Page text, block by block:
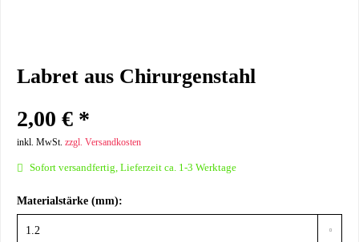
Labret aus Chirurgenstahl
2,00 € *
inkl. MwSt. zzgl. Versandkosten
Sofort versandfertig, Lieferzeit ca. 1-3 Werktage
Materialstärke (mm):